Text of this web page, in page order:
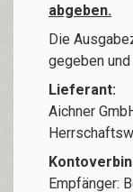
abgeben.
Die
gegeben
Lieferant:
Aichner
Empfänger: